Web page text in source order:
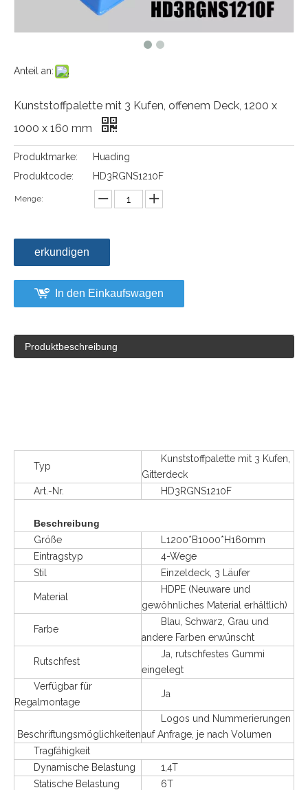
Anteil an:
Kunststoffpalette mit 3 Kufen, offenem Deck, 1200 x
1000 x 160 mm
Produktmarke:
Huading
Produktcode:
HD3RGNS1210F
Menge:
erkundigen
In den Einkaufswagen
Produktbeschreibung
Typ
Kunststoffpalette mit 3 Kufen,
Gitterdeck
Art.-Nr.
HD3RGNS1210F
Beschreibung
Größe
L1200*B1000*H160mm
Eintragstyp
4-Wege
Stil
Einzeldeck, 3 Läufer
Material
HDPE (Neuware und
gewöhnliches Material erhältlich)
Farbe
Blau, Schwarz, Grau und
andere Farben erwünscht
Rutschfest
Ja, rutschfestes Gummi
eingelegt
Verfügbar für
Regalmontage
Ja
Beschriftungsmöglichkeiten
Logos und Nummerierungen
auf Anfrage, je nach Volumen
Tragfähigkeit
Dynamische Belastung
1,4T
Statische Belastung
6T